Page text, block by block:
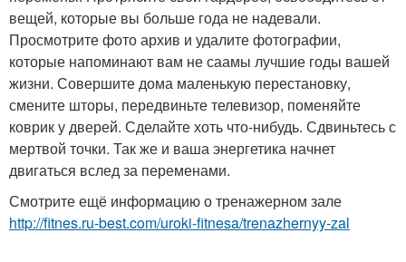
вещей, которые вы больше года не надевали.
Просмотрите фото архив и удалите фотографии,
которые напоминают вам не саамы лучшие годы вашей
жизни. Совершите дома маленькую перестановку,
смените шторы, передвиньте телевизор, поменяйте
коврик у дверей. Сделайте хоть что-нибудь. Сдвиньтесь с
мертвой точки. Так же и ваша энергетика начнет
двигаться вслед за переменами.
Смотрите ещё информацию о тренажерном зале
http://fitnes.ru-best.com/uroki-fitnesa/trenazhernyy-zal